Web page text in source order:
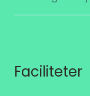
Faciliteter